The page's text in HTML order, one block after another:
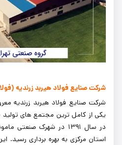
شرکت صنایع فولاد هیربد زرندیه
شرکت صنایع فولاد هیربد زرندیه
یکی از کامل ‌ترین مجتمع‌ های
در سال ۱۳۹۱ در شهرک
استان مرکزی به بهره ‌برداری رسید.